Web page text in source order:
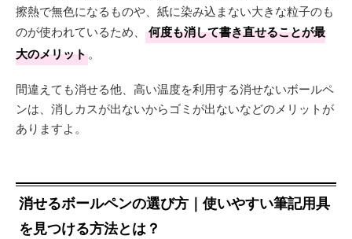
擦熱で無色になるものや、紙に染み込まない大きな粒子のも
のが使われているため、
何度も消して書き直せることが最
大のメリット。
間違えても消せる他、高い温度を利用する消せないボールペ
ンは、消しカスが出ないからゴミが出ないなどのメリットが
ありますよ。
消せるボールペンの選び方｜使いやすい筆記用具
を見つける方法とは？